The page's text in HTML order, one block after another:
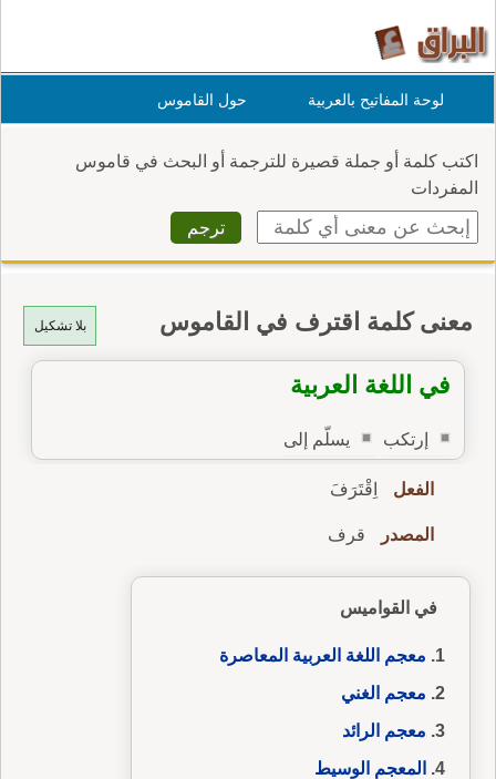
لوحة المفاتيح بالعربية حول القاموس
اكتب كلمة أو جملة قصيرة للترجمة أو البحث في قاموس
المفردات
بلا تشكيل معنى كلمة اقترف في القاموس
في اللغة العربية
إرتكب يسلّم إلى
الفعل اِقْتَرَفَ
المصدر قرف
في القواميس
معجم اللغة العربية المعاصرة
معجم الغني
معجم الرائد
المعجم الوسيط